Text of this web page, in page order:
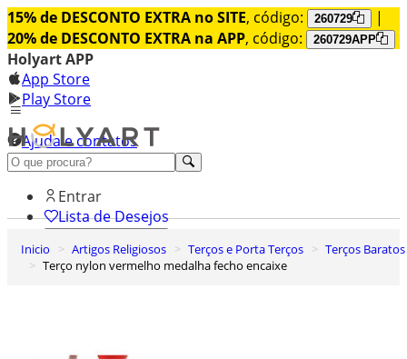
15% de DESCONTO EXTRA no SITE, código: 260729
|
20% de DESCONTO EXTRA na APP, código: 260729APP
Holyart APP
App Store
Play Store
Ajuda e contatos
Conheça premium
Entrar
Lista de Desejos
0
Carrinho de Compras
Inicio Artigos Religiosos Terços e Porta Terços
Terços Baratos
Terço nylon vermelho medalha fecho encaixe